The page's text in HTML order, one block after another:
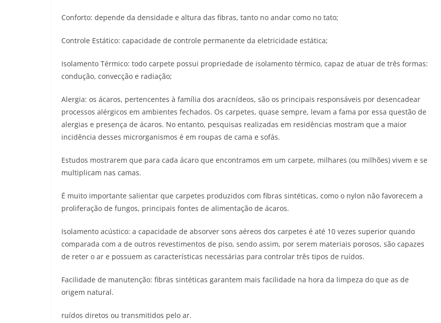
Conforto: depende da densidade e altura das fibras, tanto no andar como no tato;
Controle Estático: capacidade de controle permanente da eletricidade estática;
Isolamento Térmico: todo carpete possui propriedade de isolamento térmico, capaz de atuar de três formas:
condução, convecção e radiação;
Alergia: os ácaros, pertencentes à família dos aracnídeos, são os principais responsáveis por desencadear
processos alérgicos em ambientes fechados. Os carpetes, quase sempre, levam a fama por essa questão de
alergias e presença de ácaros. No entanto, pesquisas realizadas em residências mostram que a maior
incidência desses microrganismos é em roupas de cama e sofás.
Estudos mostrarem que para cada ácaro que encontramos em um carpete, milhares (ou milhões) vivem e se
multiplicam nas camas.
É muito importante salientar que carpetes produzidos com fibras sintéticas, como o nylon não favorecem a
proliferação de fungos, principais fontes de alimentação de ácaros.
Isolamento acústico: a capacidade de absorver sons aéreos dos carpetes é até 10 vezes superior quando
comparada com a de outros revestimentos de piso, sendo assim, por serem materiais porosos, são capazes
de reter o ar e possuem as características necessárias para controlar três tipos de ruídos.
Facilidade de manutenção: fibras sintéticas garantem mais facilidade na hora da limpeza do que as de
origem natural.
ruídos diretos ou transmitidos pelo ar.